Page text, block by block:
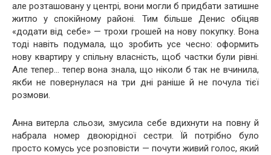
але розташовану у центрі, вони могли б придбати затишне
житло у спокійному районі. Тим більше Денис обіцяв
«додати від себе» — трохи грошей на нову покупку. Вона
тоді навіть подумала, що зробить усе чесно: оформить
нову квартиру у спільну власність, щоб частки були рівні.
Але тепер… тепер вона знала, що ніколи б так не вчинила,
якби не повернулася на три дні раніше й не почула тієї
розмови.
Анна витерла сльози, змусила себе вдихнути на повну й
набрала номер двоюрідної сестри. Їй потрібно було
просто комусь усе розповісти — почути живий голос, який